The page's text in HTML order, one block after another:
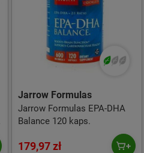
Jarrow Formulas
Jarrow Formulas EPA-DHA
Balance 120 kaps.
179,97 zł